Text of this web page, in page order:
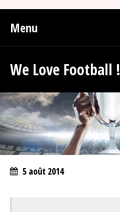
Menu
We Love Football !
5 août 2014